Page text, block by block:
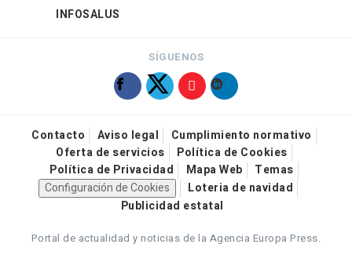
INFOSALUS
SÍGUENOS
Contacto Aviso legal
Cumplimiento normativo
Oferta de servicios
Política de Cookies
Política de Privacidad
Mapa Web
Temas
Configuración de Cookies
Loteria de navidad
Publicidad estatal
Portal de actualidad y noticias de la Agencia Europa Press.